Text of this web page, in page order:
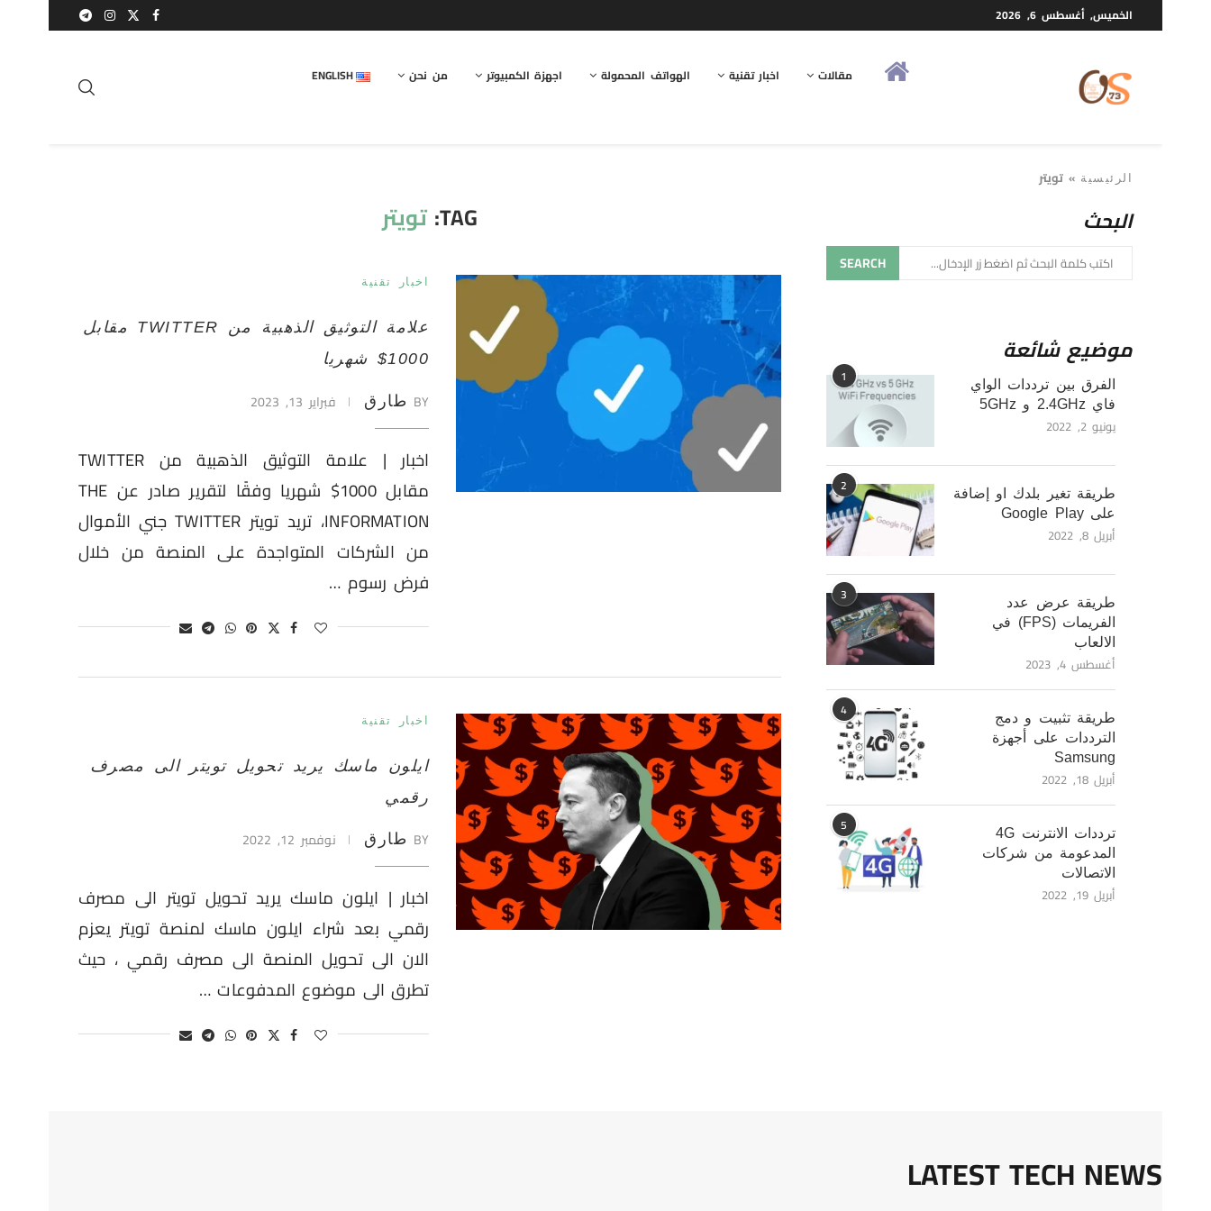
الخميس, أغسطس 6, 2026
مقالات اخبار تقنية الهواتف المحمولة اجهزة الكمبيوتر من نحن ENGLISH
الرئيسية »تويتر
TAG: تويتر
اخبار تقنية
علامة التوثيق الذهبية من TWITTER مقابل
1000$ شهريا
BY طارق فبراير 13, 2023
اخبار | علامة التوثيق الذهبية من TWITTER
مقابل 1000$ شهريا وفقًا لتقرير صادر عن THE
INFORMATION، تريد تويتر TWITTER جني الأموال
من الشركات المتواجدة على المنصة من خلال
فرض رسوم …
اخبار تقنية
ايلون ماسك يريد تحويل تويتر الى مصرف
رقمي
BY طارق نوفمبر 12, 2022
اخبار | ايلون ماسك يريد تحويل تويتر الى مصرف
رقمي بعد شراء ايلون ماسك لمنصة تويتر يعزم
الان الى تحويل المنصة الى مصرف رقمي ، حيث
تطرق الى موضوع المدفوعات …
البحث
SEARCH
موضيع شائعة
1
الفرق بين ترددات الواي
فاي 2.4GHz و 5GHz
يونيو 2, 2022
2
طريقة تغير بلدك او إضافة
على Google Play
أبريل 8, 2022
3
طريقة عرض عدد
الفريمات (FPS) في
الالعاب
أغسطس 4, 2023
4
طريقة تثبيت و دمج
الترددات على أجهزة
Samsung
أبريل 18, 2022
5
ترددات الانترنت 4G
المدعومة من شركات
الاتصالات
أبريل 19, 2022
LATEST TECH NEWS